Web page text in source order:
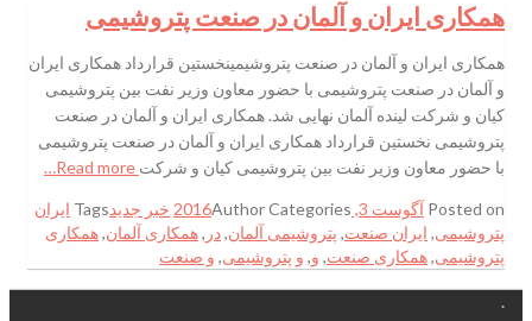
همکاری ایران و آلمان در صنعت پتروشیمی
همکاری ایران و آلمان در صنعت پتروشیمینخستین قرارداد همکاری ایران
و آلمان در صنعت پتروشیمی با حضور معاون وزیر نفت بین پتروشیمی
کیان و شرکت لینده آلمان نهایی شد. همکاری ایران و آلمان در صنعت
پتروشیمی نخستین قرارداد همکاری ایران و آلمان در صنعت پتروشیمی
با حضور معاون وزیر نفت بین پتروشیمی کیان و شرکت
Posted on آگوست 3, 2016 AuthorCategories خبر جدیدTags ایران
پتروشیمی, ایران صنعت, پتروشیمی آلمان,در ,همکاری آلمان,همکاری
پتروشیمی,همکاری صنعت, و, و پتروشیمی, و صنعت
.